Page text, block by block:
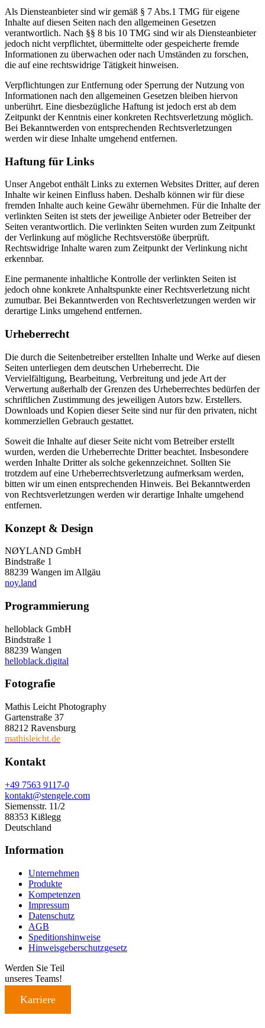
Als Diensteanbieter sind wir gemäß § 7 Abs.1 TMG für eigene
Inhalte auf diesen Seiten nach den allgemeinen Gesetzen
verantwortlich. Nach §§ 8 bis 10 TMG sind wir als Diensteanbieter
jedoch nicht verpflichtet, übermittelte oder gespeicherte fremde
Informationen zu überwachen oder nach Umständen zu forschen,
die auf eine rechtswidrige Tätigkeit hinweisen.
Verpflichtungen zur Entfernung oder Sperrung der Nutzung von
Informationen nach den allgemeinen Gesetzen bleiben hiervon
unberührt. Eine diesbezügliche Haftung ist jedoch erst ab dem
Zeitpunkt der Kenntnis einer konkreten Rechtsverletzung möglich.
Bei Bekanntwerden von entsprechenden Rechtsverletzungen
werden wir diese Inhalte umgehend entfernen.
Haftung für Links
Unser Angebot enthält Links zu externen Websites Dritter, auf deren
Inhalte wir keinen Einfluss haben. Deshalb können wir für diese
fremden Inhalte auch keine Gewähr übernehmen. Für die Inhalte der
verlinkten Seiten ist stets der jeweilige Anbieter oder Betreiber der
Seiten verantwortlich. Die verlinkten Seiten wurden zum Zeitpunkt
der Verlinkung auf mögliche Rechtsverstöße überprüft.
Rechtswidrige Inhalte waren zum Zeitpunkt der Verlinkung nicht
erkennbar.
Eine permanente inhaltliche Kontrolle der verlinkten Seiten ist
jedoch ohne konkrete Anhaltspunkte einer Rechtsverletzung nicht
zumutbar. Bei Bekanntwerden von Rechtsverletzungen werden wir
derartige Links umgehend entfernen.
Urheberrecht
Die durch die Seitenbetreiber erstellten Inhalte und Werke auf diesen
Seiten unterliegen dem deutschen Urheberrecht. Die
Vervielfältigung, Bearbeitung, Verbreitung und jede Art der
Verwertung außerhalb der Grenzen des Urheberrechtes bedürfen der
schriftlichen Zustimmung des jeweiligen Autors bzw. Erstellers.
Downloads und Kopien dieser Seite sind nur für den privaten, nicht
kommerziellen Gebrauch gestattet.
Soweit die Inhalte auf dieser Seite nicht vom Betreiber erstellt
wurden, werden die Urheberrechte Dritter beachtet. Insbesondere
werden Inhalte Dritter als solche gekennzeichnet. Sollten Sie
trotzdem auf eine Urheberrechtsverletzung aufmerksam werden,
bitten wir um einen entsprechenden Hinweis. Bei Bekanntwerden
von Rechtsverletzungen werden wir derartige Inhalte umgehend
entfernen.
Konzept & Design
NØYLAND GmbH
Bindstraße 1
88239 Wangen im Allgäu
noy.land
Programmierung
helloblack GmbH
Bindstraße 1
88239 Wangen
helloblack.digital
Fotografie
Mathis Leicht Photography
Gartenstraße 37
88212 Ravensburg
mathisleicht.de
Kontakt
+49 7563 9117-0
kontakt@stengele.com
Siemensstr. 11/2
88353 Kißlegg
Deutschland
Information
Unternehmen
Produkte
Kompetenzen
Impressum
Datenschutz
AGB
Speditionshinweise
Hinweisgeberschutzgesetz
Werden Sie Teil
unseres Teams!
Karriere